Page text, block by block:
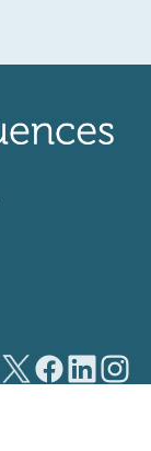
tab)
(new tab)(new tab)(new tab)